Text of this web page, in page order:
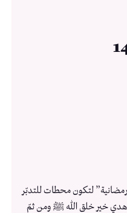
لتكون محطات للتدبّر
هدي خير خلق الله ﷺ ومن ثمّ